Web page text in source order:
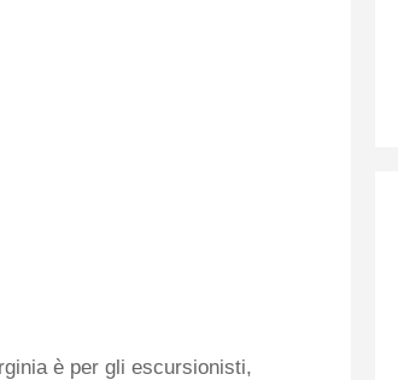
è per gli escursionisti,